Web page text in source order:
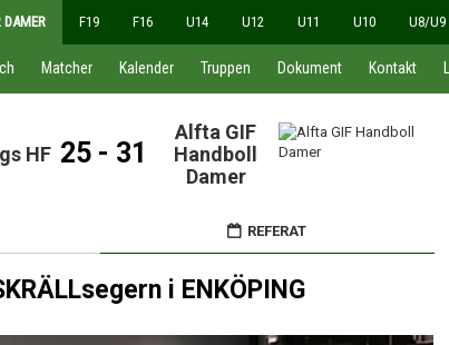
DAMER F19 F16 U14 U12 U11 U10 U8/U9
Matcher Kalender Truppen Dokument Kontakt
HF 25 - 31
Alfta GIF
Handboll
Damer
REFERAT
i ENKÖPING